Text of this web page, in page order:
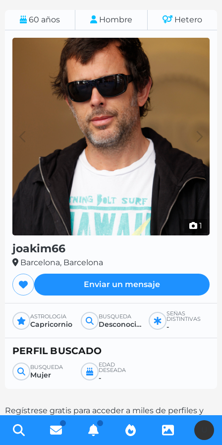
60 años Hombre Hetero
1
joakim66
Barcelona, Barcelona
Enviar un mensaje
ASTROLOGÍA
Capricornio
BÚSQUEDA
Desconocido
SEÑAS
DISTINTIVAS
-
PERFIL BUSCADO
BÚSQUEDA
Mujer
EDAD
DESEADA
-
Regístrese gratis para acceder a miles de perfiles y
aumente sus posibilidades de contacto
completando su descripción.